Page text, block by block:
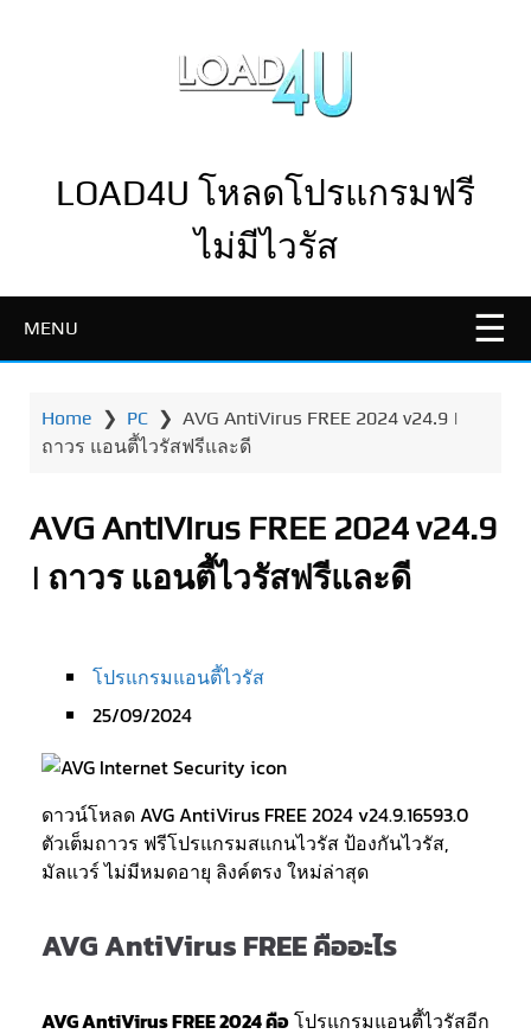
LOAD4U โหลดโปรแกรมฟรี
ไม่มีไวรัส
MENU
Home ❯ PC ❯ AVG AntiVirus FREE 2024 v24.9 |
ถาวร แอนตี้ไวรัสฟรีและดี
AVG AntiVirus FREE 2024 v24.9
| ถาวร แอนตี้ไวรัสฟรีและดี
โปรแกรมแอนตี้ไวรัส
25/09/2024
ดาวน์โหลด AVG AntiVirus FREE 2024 v24.9.16593.0
ตัวเต็มถาวร ฟรีโปรแกรมสแกนไวรัส ป้องกันไวรัส,
มัลแวร์ ไม่มีหมดอายุ ลิงค์ตรง ใหม่ล่าสุด
AVG AntiVirus FREE คืออะไร
AVG AntiVirus FREE 2024 คือโปรแกรมแอนตี้ไวรัสอีก